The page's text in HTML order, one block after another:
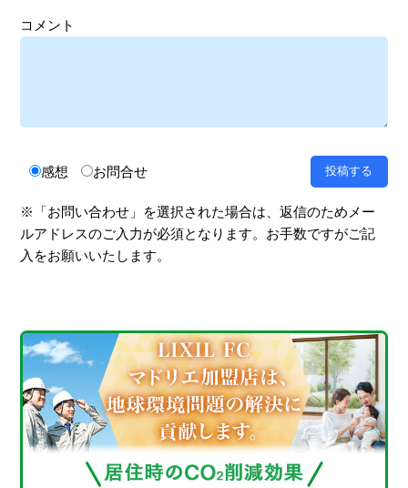
コメント
感想 お問合せ
※「お問い合わせ」を選択された場合は、返信のためメー
ルアドレスのご入力が必須となります。お手数ですがご記
入をお願いいたします。